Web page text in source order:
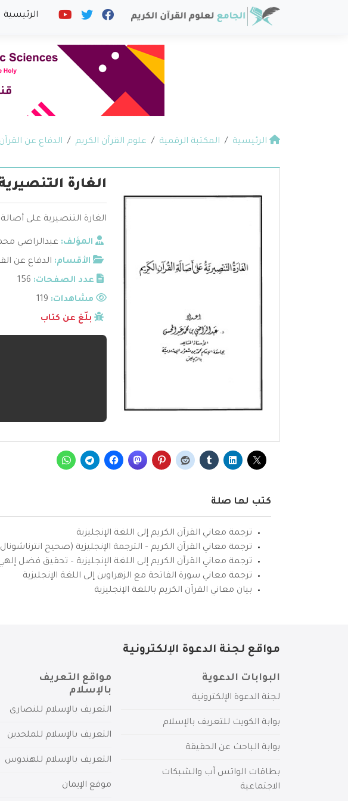
الرئيسية
الرئيسية المكتبة الرقمية علوم القرآن الكريم الدفاع عن القرآن
الغارة
الغارة التنصيرية على
المؤلف: عبدالراضي
الأقسام: الدفاع عن
عدد الصفحات: 156
مشاهدات:
بلّغ عن كتاب
كتب لها صلة
ترجمة معاني القرآن الكريم إلى اللغة الإنجليزية
ترجمة معاني القرآن الكريم – الترجمة الإنجليزية (صحيح
ترجمة معاني القرآن الكريم إلى اللغة الإنجليزية – تحقيق فضل
ترجمة معاني سورة الفاتحة مع الزهراوين إلى اللغة الإنجليزية
بيان معاني القرآن الكريم باللغة الإنجليزية
مواقع لجنة الدعوة الإلكترونية
البوابات الدعوية
لجنة الدعوة الإلكترونية
بوابة الكويت للتعريف بالإسلام
بوابة الباحث عن الحقيقة
بطاقات الواتس آب والشبكات
الاجتماعية
مواقع التعريف
بالإسلام
التعريف بالإسلام للنصارى
التعريف بالإسلام للملحدين
التعريف بالإسلام للهندوس
موقع الإيمان